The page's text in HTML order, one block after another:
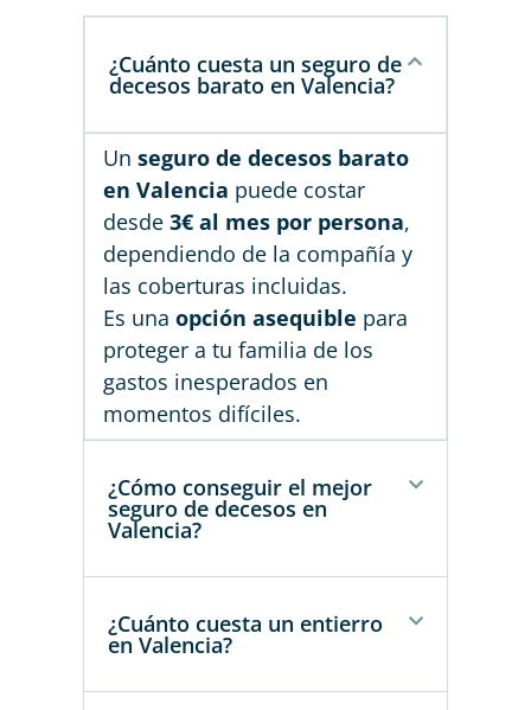
¿Cuánto cuesta un seguro de
decesos barato en Valencia?
Un seguro de decesos barato
en Valencia puede costar
desde 3€ al mes por persona,
dependiendo de la compañía y
las coberturas incluidas.
Es una opción asequible para
proteger a tu familia de los
gastos inesperados en
momentos difíciles.
¿Cómo conseguir el mejor
seguro de decesos en
Valencia?
¿Cuánto cuesta un entierro
en Valencia?